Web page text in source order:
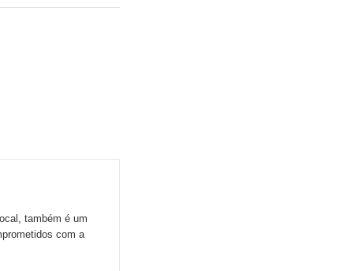
também é um
com a